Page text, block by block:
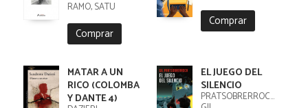
RÄMÖ, SATU
Comprar
Comprar
MATAR A UN
RICO (COLOMBA
Y DANTE 4)
EL JUEGO DEL
SILENCIO
PRATSOBRERROCA,